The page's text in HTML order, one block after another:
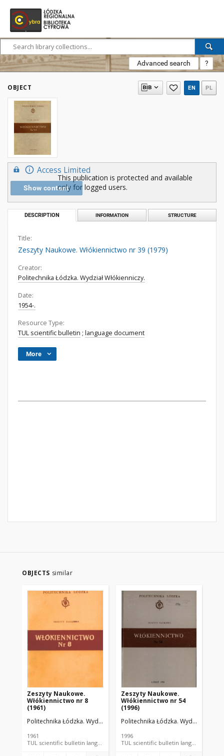
Advanced search ?
OBJECT EN PL
Access Limited
Show content
This publication is protected and available
only for logged users.
DESCRIPTION INFORMATION STRUCTURE
Title:
Zeszyty Naukowe. Włókiennictwo nr 39 (1979)
Creator:
Politechnika Łódzka. Wydział Włókienniczy.
Date:
1954-.
Resource Type:
TUL scientific bulletin ; language document
More
OBJECTS similar
Zeszyty Naukowe.
Włókiennictwo nr 8
(1961)
Politechnika Łódzka. Wydział Włókienniczy.
1961
TUL scientific bulletin language document
Zeszyty Naukowe.
Włókiennictwo nr 54
(1996)
Politechnika Łódzka. Wydział
1996
TUL scientific bulletin language